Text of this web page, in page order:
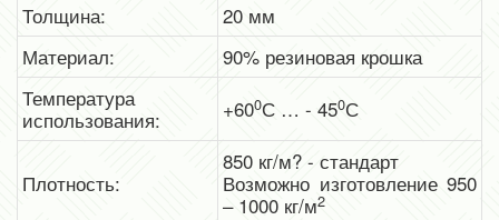
Толщина:
20 мм
Материал:
90% резиновая крошка
Температура
использования:
+600С … - 450С
Плотность:
850 кг/м? - стандарт
Возможно изготовление 950
– 1000 кг/м2